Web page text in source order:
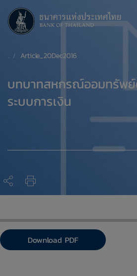
Article_20Dec2016
บทบาทสหกรณ์ออมทรัพย์
ระบบการเงิน
Download PDF